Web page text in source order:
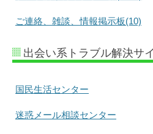
ご連絡、雑談、情報掲示板(10)
出会い系トラブル解決サ
国民生活センター
迷惑メール相談センター